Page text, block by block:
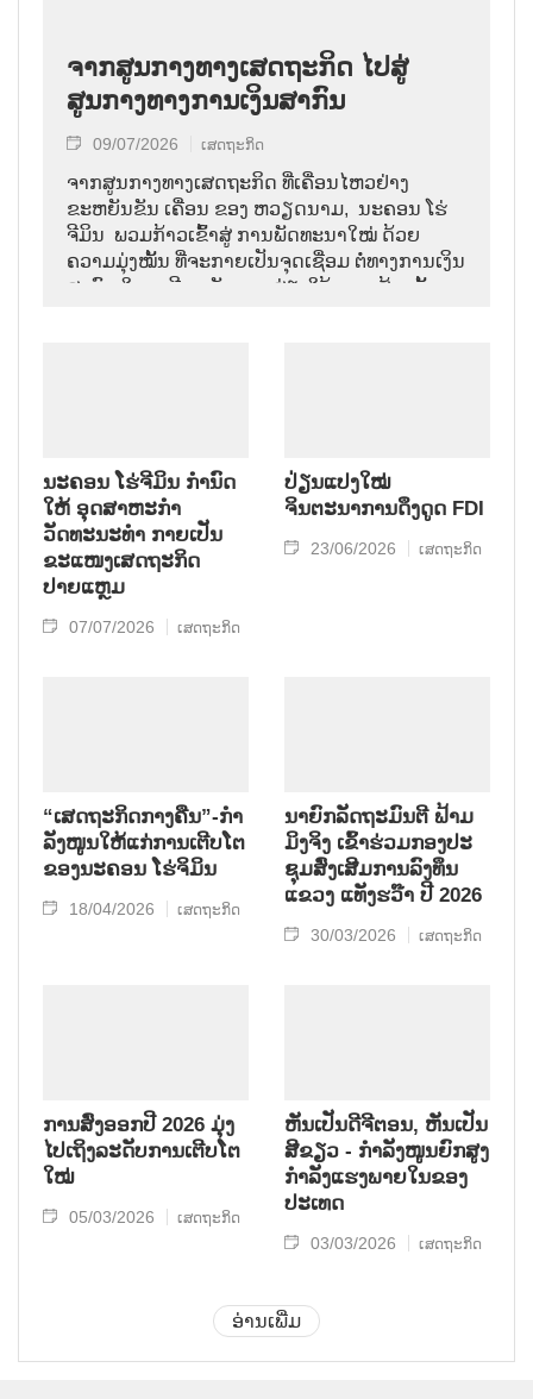
ຈາກສູນກາງທາງເສດຖະກິດ ໄປສູ່
ສູນກາງທາງການເງິນສາກົນ
09/07/2026 ເສດຖະກິດ
ຈາກສູນກາງທາງເສດຖະກິດ ທີ່ເຄື່ອນໄຫວຢ່າງ
ຂະຫຍັນຂັນ ເຄື່ອນ ຂອງ ຫວຽດນາມ, ນະຄອນ ໂຮ່
ຈີມິນ ພວມກ້າວເຂົ້າສູ່ ການພັດທະນາໃໝ່ ດ້ວຍ
ຄວາມມຸ່ງໝັ້ນ ທີ່ຈະກາຍເປັນຈຸດເຊື່ອມ ຕໍ່ທາງການເງິນ
ສາກົນ ໃນອາຊີຕາເວັນອອກສ່ຽງໃຕ້. ການສ້າງ ຕັ້ງ
ນະຄອນ ໂຮ່ຈີມິນ ກໍານົດ
ໃຫ້ ອຸດສາຫະກຳ
ວັດທະນະທຳ ກາຍເປັນ
ຂະແໜງເສດຖະກິດ
ປາຍແຫຼມ
07/07/2026 ເສດຖະກິດ
ປ່ຽນແປງໃໝ່
ຈິນຕະນາການດຶງດູດ FDI
23/06/2026 ເສດຖະກິດ
“ເສດ​ຖະ​ກິດກາງຄືນ”-ກຳ​
ລັງ​ໜູນ​ໃຫ້​ແກ່​ການ​ເຕີບ​ໂຕ​
ຂອງ​ນະ​ຄອນ ໂຮ່​ຈິ​ມິນ
18/04/2026 ເສດຖະກິດ
ນາ​ຍົກ​ລັດ​ຖະ​ມົນ​ຕີ ຟ້າມ​
ມິງ​ຈິງ ເຂົ້າ​ຮ່ວມກອງ​ປະ​
ຊຸມ​ສົ່ງ​ເສີມ​ການ​ລົງ​ທຶນ​
ແຂວງ ແທັງ​ຮ​ວ໊າ ປີ 2026
30/03/2026 ເສດຖະກິດ
ການ​ສົ່ງ​ອອກ​ປີ 2026 ມຸ່ງ​
ໄປ​ເຖິງ​ລະ​ດັບ​ການ​ເຕີບ​ໂຕ​
ໃໝ່
05/03/2026 ເສດຖະກິດ
ຫັນເປັນດີຈີຕອນ, ຫັນເປັນ
ສີຂຽວ - ກໍາລັງໜູນຍົກສູງ
ກໍາລັງແຮງພາຍໃນຂອງ
ປະເທດ
03/03/2026 ເສດຖະກິດ
ອ່ານເພີ່ມ